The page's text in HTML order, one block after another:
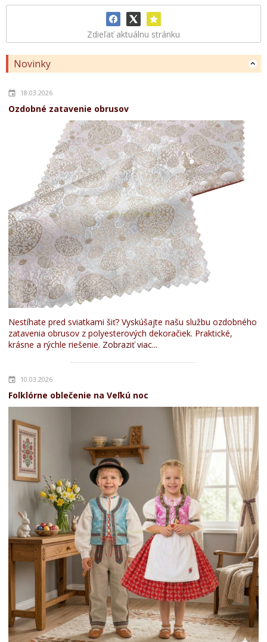
Zdieľať aktuálnu stránku
Novinky
18.03.2026
Ozdobné zatavenie obrusov
Nestíhate pred sviatkami šiť? Vyskúšajte našu službu ozdobného
zatavenia obrusov z polyesterových dekoračiek. Praktické,
krásne a rýchle riešenie. Zobraziť viac...
10.03.2026
Folklórne oblečenie na Veľkú noc